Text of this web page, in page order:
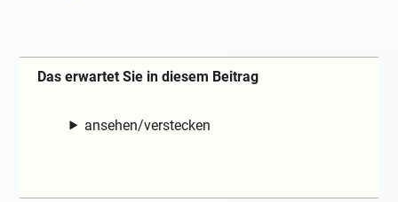
Das erwartet Sie in diesem Beitrag
ansehen/verstecken